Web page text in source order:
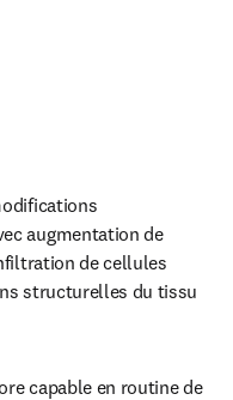
augmentation de
de cellules
structurelles du tissu
capable en routine de